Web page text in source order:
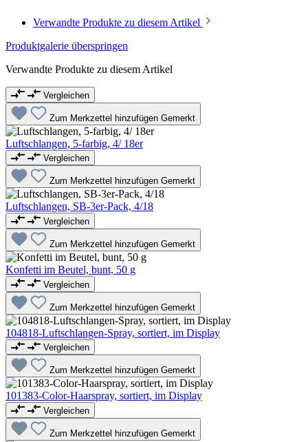
Verwandte Produkte zu diesem Artikel
Produktgalerie überspringen
Verwandte Produkte zu diesem Artikel
Vergleichen
Zum Merkzettel hinzufügen Gemerkt
Luftschlangen, 5-farbig, 4/ 18er
Vergleichen
Zum Merkzettel hinzufügen Gemerkt
Luftschlangen, SB-3er-Pack, 4/18
Vergleichen
Zum Merkzettel hinzufügen Gemerkt
Konfetti im Beutel, bunt, 50 g
Vergleichen
Zum Merkzettel hinzufügen Gemerkt
104818-Luftschlangen-Spray, sortiert, im Display
Vergleichen
Zum Merkzettel hinzufügen Gemerkt
101383-Color-Haarspray, sortiert, im Display
Vergleichen
Zum Merkzettel hinzufügen Gemerkt